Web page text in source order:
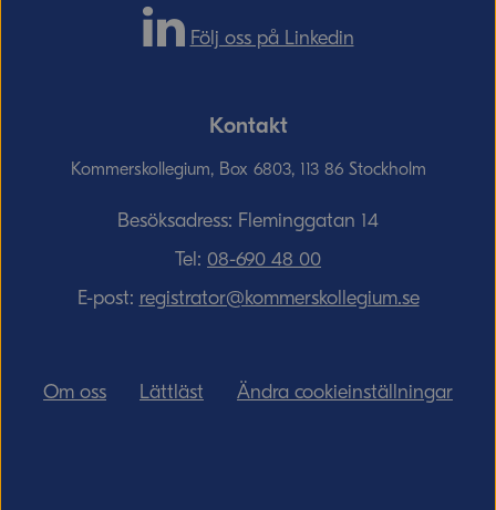
Följ oss på Linkedin
Kontakt
Kommerskollegium, Box 6803, 113 86 Stockholm
Besöksadress: Fleminggatan 14
Tel: 08-690­ 48­ 00
E-post: registrator@kommerskollegium.se
Om oss Lättläst Ändra cookieinställningar